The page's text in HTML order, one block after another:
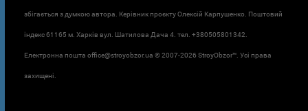
збігається з думкою автора. Керівник проєкту Олексій Карпушенко. Поштовий
індекс 61165 м. Харків вул. Шатилова Дача 4. тел. +380505801342.
Електронна пошта office@stroyobzor.ua © 2007-2026 StroyObzor™. Усі права
захищені.